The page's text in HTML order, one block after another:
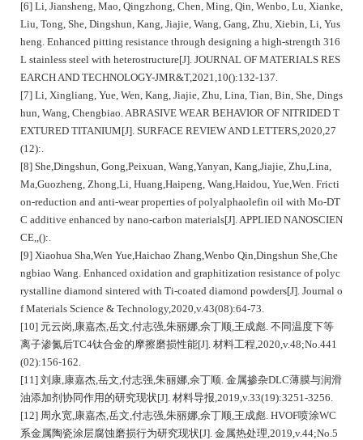
[6] Li, Jiansheng, Mao, Qingzhong, Chen, Ming, Qin, Wenbo, Lu, Xianke,
Liu, Tong, She, Dingshun, Kang, Jiajie, Wang, Gang, Zhu, Xiebin, Li, Yus
heng. Enhanced pitting resistance through designing a high-strength 316
L stainless steel with heterostructure[J]. JOURNAL OF MATERIALS RES
EARCH AND TECHNOLOGY-JMR&T,2021,10():132-137.
[7] Li, Xingliang, Yue, Wen, Kang, Jiajie, Zhu, Lina, Tian, Bin, She, Dings
hun, Wang, Chengbiao. ABRASIVE WEAR BEHAVIOR OF NITRIDED T
EXTURED TITANIUM[J]. SURFACE REVIEW AND LETTERS,2020,27
(12):.
[8] She,Dingshun, Gong,Peixuan, Wang,Yanyan, Kang,Jiajie, Zhu,Lina,
Ma,Guozheng, Zhong,Li, Huang,Haipeng, Wang,Haidou, Yue,Wen. Fricti
on-reduction and anti-wear properties of polyalphaolefin oil with Mo-DT
C additive enhanced by nano-carbon materials[J]. APPLIED NANOSCIEN
CE,,():.
[9] Xiaohua Sha,Wen Yue,Haichao Zhang,Wenbo Qin,Dingshun She,Che
ngbiao Wang. Enhanced oxidation and graphitization resistance of polyc
rystalline diamond sintered with Ti-coated diamond powders[J]. Journal o
f Materials Science & Technology,2020,v.43(08):64-73.
[10] 元云岗,康嘉杰,岳文,付志强,朱丽娜,佘丁顺,王成彪. 不同温度下等
离子渗氮后TC4钛合金的摩擦磨损性能[J]. 材料工程,2020,v.48;No.441
(02):156-162.
[11] 刘康,康嘉杰,岳文,付志强,朱丽娜,佘丁顺. 金属掺杂DLC薄膜与润滑
油添加剂协同作用的研究现状[J]. 材料导报,2019,v.33(19):3251-3256.
[12] 周永宽,康嘉杰,岳文,付志强,朱丽娜,佘丁顺,王成彪. HVOF喷涂WC
系金属陶瓷涂层腐蚀磨损行为研究现状[J]. 金属热处理,2019,v.44;No.5